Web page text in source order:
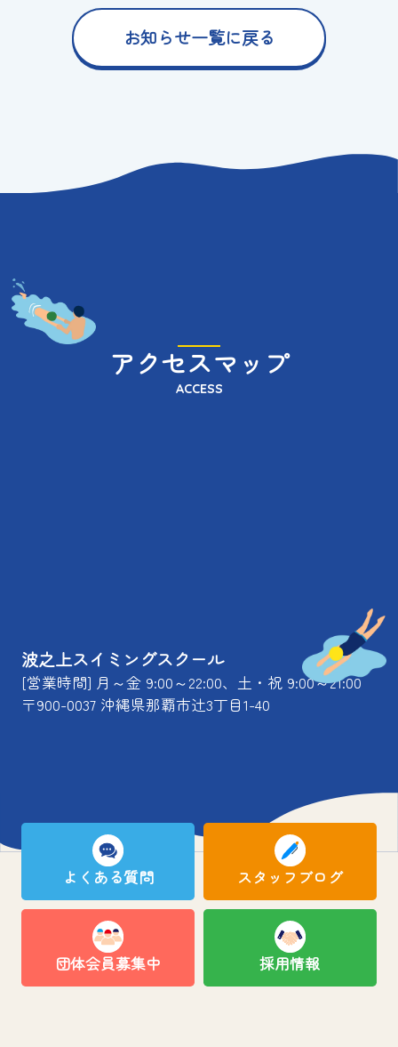
お知らせ一覧に戻る
アクセスマップ
ACCESS
波之上スイミングスクール
[営業時間] 月～金 9:00～22:00、土・祝 9:00～21:00
〒900-0037 沖縄県那覇市辻3丁目1-40
よくある質問 スタッフブログ
団体会員募集中 採用情報